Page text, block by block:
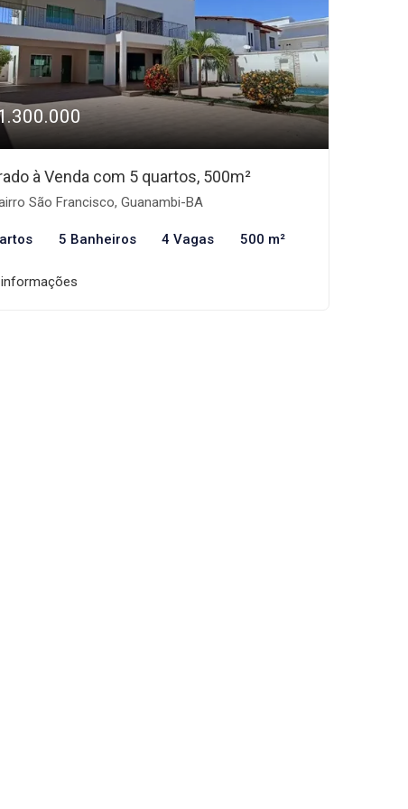
à Venda com 5 quartos, 500m²
São Francisco, Guanambi-BA
5 Banheiros 4 Vagas 500 m²